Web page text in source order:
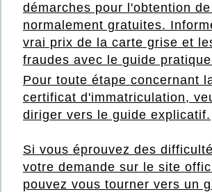
démarches pour l'obtention
normalement gratuites.
vrai prix de la carte grise et
fraudes avec le guide pratique
Pour toute étape concernant
certificat d'immatriculation,
diriger vers le guide explicatif.
Si vous éprouvez des
votre demande sur le site
pouvez vous tourner vers un